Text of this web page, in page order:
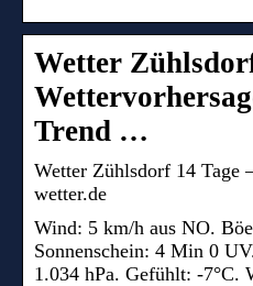
Wetter
Trend …
Wetter Zühlsdorf 14 Tage
wetter.de
Wind: 5 km/h aus NO.
Sonnenschein: 4 Min 0
1.034 hPa. Gefühlt: -7°C.